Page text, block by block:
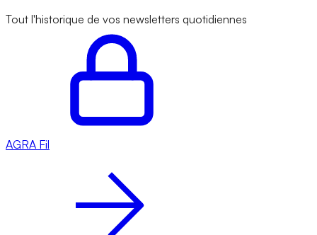
Tout l'historique de vos newsletters quotidiennes
AGRA Fil